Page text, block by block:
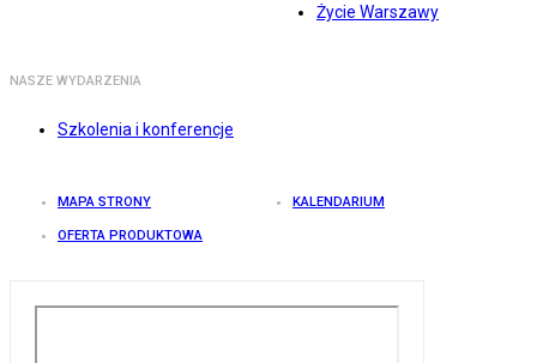
Życie Warszawy
NASZE WYDARZENIA
Szkolenia i konferencje
MAPA STRONY KALENDARIUM
OFERTA PRODUKTOWA